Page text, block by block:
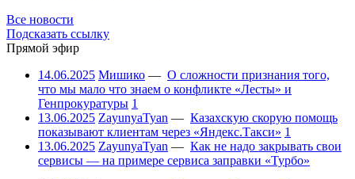
Все новости
Подсказать ссылку
Прямой эфир
14.06.2025 Мишико — О сложности признания того,
что мы мало что знаем о конфликте «Лесты» и
Генпрокуратуры 1
13.06.2025 ZayunyaTyan — Казахскую скорую помощь
показывают клиентам через «Яндекс.Такси» 1
13.06.2025 ZayunyaTyan — Как не надо закрывать свои
сервисы — на примере сервиса заправки «Турбо»